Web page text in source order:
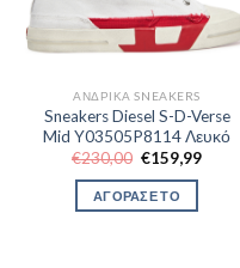
ΑΝΔΡΙΚΆ SNEAKERS
Sneakers Diesel S-D-Verse
Mid Y03505P8114 Λευκό
€230,00 Original
was:
€230,00.
€159,99Η
ΑΓΟΡΑΣΕ ΤΟ